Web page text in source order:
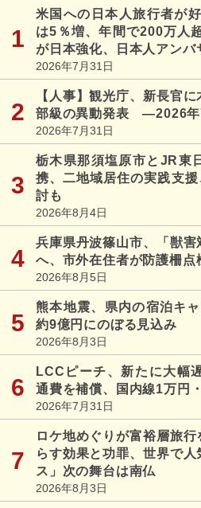
米国への日本人旅行者が
は5％増、年間で200万人
が日本強化、日本人アンバ
2026年7月31日
【人事】観光庁、新長官
部級の異動発表 ―2026年
2026年7月31日
栃木県那須塩原市とJR東
携、二地域居住の実践支
討も
2026年8月4日
兵庫県丹波篠山市、「獣
へ、市外在住者が防護柵点
2026年8月5日
熊本地震、県内の宿泊キ
約9億円にのぼる見込み
2026年8月3日
LCCピーチ、新たに大幅
通費を補償、国内線1万円
2026年7月31日
ロケ地めぐりが富裕層旅
らす効果と功罪、世界で
ス」次の舞台は南仏
2026年8月3日